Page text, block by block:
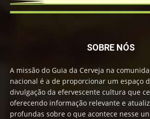
SOBRE NÓS
A missão do Guia da Cerveja na
nacional é a de proporcionar um espaço
divulgação da efervescente cultura que
oferecendo informação relevante e
profundas sobre o que acontece nesse